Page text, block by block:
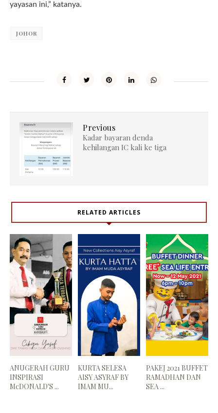
yayasan ini,” katanya.
JOHOR
Previous
Kadar bayaran denda
kehilangan IC kali ke tiga
RELATED ARTICLES
ANUGERAH GURU
INSPIRASI
McDONALD'S ...
KURTA SELESA
AISY ASYRAF BY
IMAM MU...
PAKEJ 2021 BUFFET
RAMADHAN DAN
SEA ...